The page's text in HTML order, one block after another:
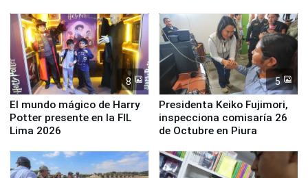
la UGEL 2
Derecho Colectivo"
8
El mundo mágico de Harry
Potter presente en la FIL
Lima 2026
5
Presidenta Keiko Fujimori,
inspecciona comisaría 26
de Octubre en Piura